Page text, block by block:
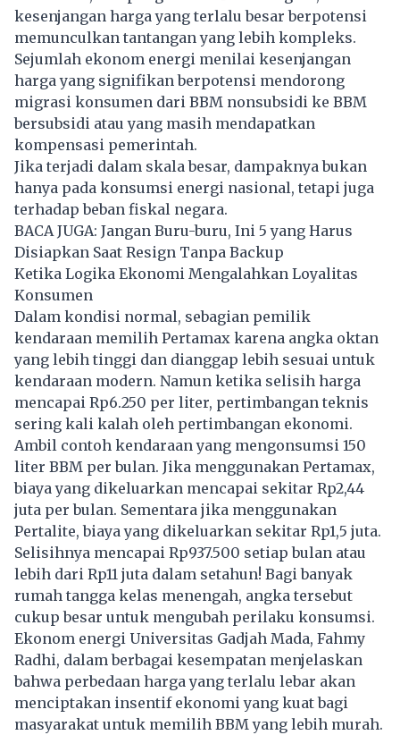
kesenjangan harga yang terlalu besar berpotensi
memunculkan tantangan yang lebih kompleks.
Sejumlah ekonom energi menilai kesenjangan
harga yang signifikan berpotensi mendorong
migrasi konsumen dari BBM nonsubsidi ke BBM
bersubsidi atau yang masih mendapatkan
kompensasi pemerintah.
Jika terjadi dalam skala besar, dampaknya bukan
hanya pada konsumsi energi nasional, tetapi juga
terhadap beban fiskal negara.
BACA JUGA: Jangan Buru-buru, Ini 5 yang Harus
Disiapkan Saat Resign Tanpa Backup
Ketika Logika Ekonomi Mengalahkan Loyalitas
Konsumen
Dalam kondisi normal, sebagian pemilik
kendaraan memilih Pertamax karena angka oktan
yang lebih tinggi dan dianggap lebih sesuai untuk
kendaraan modern. Namun ketika selisih harga
mencapai Rp6.250 per liter, pertimbangan teknis
sering kali kalah oleh pertimbangan ekonomi.
Ambil contoh kendaraan yang mengonsumsi 150
liter BBM per bulan. Jika menggunakan Pertamax,
biaya yang dikeluarkan mencapai sekitar Rp2,44
juta per bulan. Sementara jika menggunakan
Pertalite, biaya yang dikeluarkan sekitar Rp1,5 juta.
Selisihnya mencapai Rp937.500 setiap bulan atau
lebih dari Rp11 juta dalam setahun! Bagi banyak
rumah tangga kelas menengah, angka tersebut
cukup besar untuk mengubah perilaku konsumsi.
Ekonom energi Universitas Gadjah Mada, Fahmy
Radhi, dalam berbagai kesempatan menjelaskan
bahwa perbedaan harga yang terlalu lebar akan
menciptakan insentif ekonomi yang kuat bagi
masyarakat untuk memilih BBM yang lebih murah.